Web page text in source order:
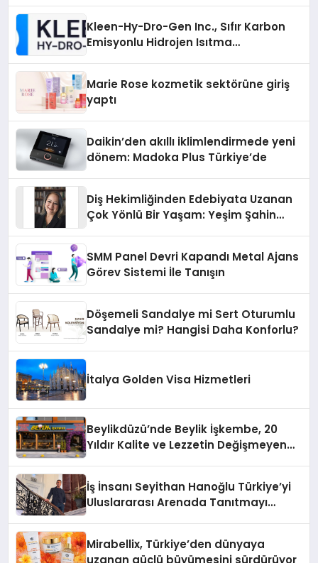
Kleen-Hy-Dro-Gen Inc., Sıfır Karbon
Emisyonlu Hidrojen Isıtma
Marie Rose kozmetik sektörüne giriş
yaptı
Daikin’den akıllı iklimlendirmede yeni
dönem: Madoka Plus Türkiye’de
Diş Hekimliğinden Edebiyata Uzanan
Çok Yönlü Bir Yaşam: Yeşim Şahin
SMM Panel Devri Kapandı Metal Ajans
Görev Sistemi İle Tanışın
Döşemeli Sandalye mi Sert Oturumlu
Sandalye mi? Hangisi Daha Konforlu?
İtalya Golden Visa Hizmetleri
Beylikdüzü’nde Beylik İşkembe, 20
Yıldır Kalite ve Lezzetin Değişmeyen
İş İnsanı Seyithan Hanoğlu Türkiye’yi
Uluslararası Arenada Tanıtmayı
Mirabellix, Türkiye’den dünyaya
uzanan güçlü büyümesini sürdürüyor